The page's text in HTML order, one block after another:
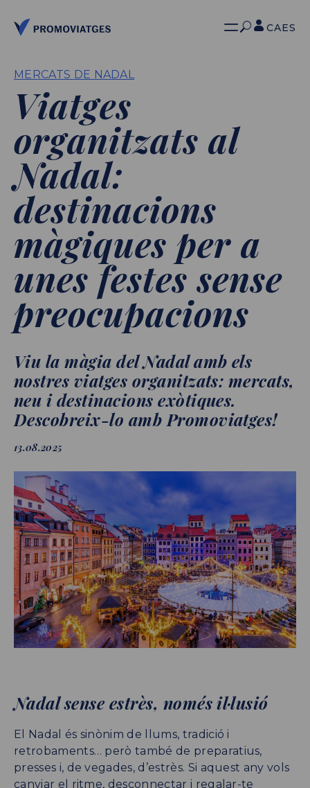
CAES
MERCATS DE NADAL
Viatges
organitzats al
Nadal:
destinacions
màgiques per a
unes festes sense
preocupacions
Viu la màgia del Nadal amb els
nostres viatges organitzats: mercats,
neu i destinacions exòtiques.
Descobreix-lo amb Promoviatges!
13.08.2025
Nadal sense estrès, només il·lusió
El Nadal és sinònim de llums, tradició i
retrobaments… però també de preparatius,
presses i, de vegades, d’estrès. Si aquest any vols
canviar el ritme, desconnectar i regalar-te